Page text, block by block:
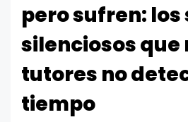
pero sufren:
silenciosos que
tutores no
tiempo